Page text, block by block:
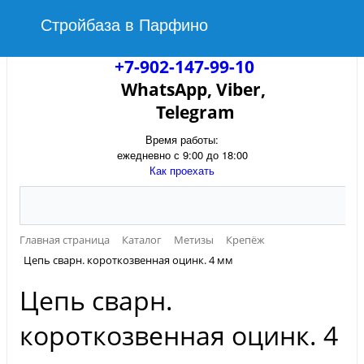
Стройбаза в Парфино
+7-902-147-99-10
WhatsApp, Viber,
Telegram
Время работы:
ежедневно с 9:00 до 18:00
Как проехать
Главная страница Каталог Метизы
Крепёж
Цепь сварн. короткозвенная оцинк. 4 мм
Цепь сварн.
короткозвенная оцинк. 4